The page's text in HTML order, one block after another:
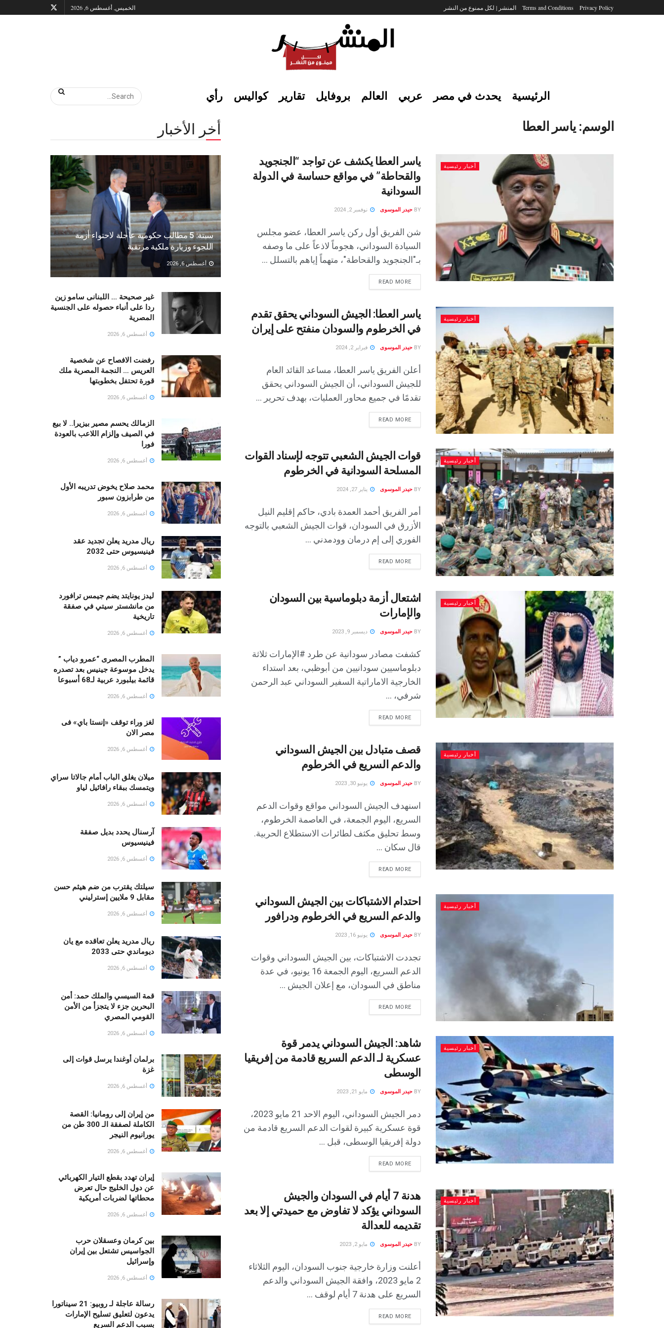
Privacy Policy
Terms and Conditions المنشر | لكل ممنوع من النشر الخميس, أغسطس 6, 2026
الرئيسية يحدث في مصر عربي العالم بروفايل تقارير كواليس رأي
الوسم: ياسر العطا
أخبار رئيسية
ياسر العطا يكشف عن تواجد “الجنجويد
والقحاطة” في مواقع حساسة في الدولة
السودانية
BY حيدر الموسوى نوفمبر 2, 2024
شن الفريق أول ركن ياسر العطا، عضو مجلس
السيادة السوداني، هجوماً لاذعاً على ما وصفه
بـ"الجنجويد والقحاطة"، متهماً إياهم بالتسلل ...
READ MORE
أخبار رئيسية
ياسر العطا: الجيش السوداني يحقق تقدم
في الخرطوم والسودان منفتح على إيران
BY حيدر الموسوى فبراير 2, 2024
أعلن الفريق ياسر العطا، مساعد القائد العام
للجيش السوداني، أن الجيش السوداني يحقق
تقدمًا في جميع محاور العمليات، بهدف تحرير ...
READ MORE
أخبار رئيسية
قوات الجيش الشعبي تتوجه لإسناد القوات
المسلحة السودانية في الخرطوم
BY حيدر الموسوى يناير 27, 2024
أمر الفريق أحمد العمدة بادي، حاكم إقليم النيل
الأزرق في السودان، قوات الجيش الشعبي بالتوجه
الفوري إلى إم درمان وودمدني ...
READ MORE
أخبار رئيسية
اشتعال أزمة دبلوماسية بين السودان
والإمارات
BY حيدر الموسوى ديسمبر 9, 2023
كشفت مصادر سودانية عن طرد #الإمارات ثلاثة
دبلوماسيين سودانيين من أبوظبي، بعد استداء
الخارجية الاماراتية السفير السوداني عبد الرحمن
شرفي، ...
READ MORE
أخبار رئيسية
قصف متبادل بين الجيش السوداني
والدعم السريع في الخرطوم
BY حيدر الموسوى يونيو 30, 2023
اسنهدف الجيش السوداني مواقع وقوات الدعم
السريع، اليوم الجمعة، في العاصمة الخرطوم،
وسط تحليق مكثف لطائرات الاستطلاع الحربية.
قال سكان ...
READ MORE
أخبار رئيسية
احتدام الاشتباكات بين الجيش السوداني
والدعم السريع في الخرطوم ودرافور
BY حيدر الموسوى يونيو 16, 2023
تجددت الاشتباكات، بين الجيش السوداني وقوات
الدعم السريع، اليوم الجمعة 16 يونيو، في عدة
مناطق في السودان، مع إعلان الجيش ...
READ MORE
أخبار رئيسية
شاهد: الجيش السوداني يدمر قوة
عسكرية لـ الدعم السريع قادمة من إفريقيا
الوسطى
BY حيدر الموسوى مايو 21, 2023
دمر الجيش السوداني، اليوم الاحد 21 مايو 2023،
قوة عسكرية كبيرة لقوات الدعم السريع قادمة من
دولة إفريقيا الوسطى، قبل ...
READ MORE
أخبار رئيسية
هدنة 7 أيام في السودان والجيش
السوداني يؤكد لا تفاوض مع حميدتي إلا بعد
تقديمه للعدالة
BY حيدر الموسوى مايو 2, 2023
أعلنت وزارة خارجية جنوب السودان، اليوم الثلاثاء
2 مايو 2023، وافقة الجيش السوداني والدعم
السريع على هدنة 7 أيام لوقف ...
READ MORE
أخر الأخبار
سبتة: 5 مطالب حكومية عاجلة لاحتواء أزمة
اللجوء وزيارة ملكية مرتقبة
أغسطس 6, 2026
غير صحيحة … اللبنانى سامو زين
ردا على أنباء حصوله على الجنسية
المصرية
أغسطس 6, 2026
رفضت الافصاح عن شخصية
العريس … النجمة المصرية ملك
قورة تحتفل بخطوبتها
أغسطس 6, 2026
الزمالك يحسم مصير بيزيرا.. لا بيع
في الصيف وإلزام اللاعب بالعودة
فورا
أغسطس 6, 2026
محمد صلاح يخوض تدريبه الأول
من طرابزون سبور
أغسطس 6, 2026
ريال مدريد يعلن تجديد عقد
فينيسيوس حتى 2032
أغسطس 6, 2026
ليدز يونايتد يضم جيمس ترافورد
من مانشستر سيتي في صفقة
تاريخية
أغسطس 6, 2026
المطرب المصرى “عمرو دياب ”
يدخل موسوعة جينيس بعد تصدره
قائمة بيلبورد عربية لـ68 أسبوعا
أغسطس 6, 2026
لغز وراء توقف «إنستا باي» فى
مصر الان
أغسطس 6, 2026
ميلان يغلق الباب أمام جالاتا سراي
ويتمسك ببقاء رافائيل لياو
أغسطس 6, 2026
آرسنال يحدد بديل صفقة
فينيسيوس
أغسطس 6, 2026
سيلتك يقترب من ضم هيثم حسن
مقابل 9 ملايين إسترليني
أغسطس 6, 2026
ريال مدريد يعلن تعاقده مع يان
ديوماندي حتى 2033
أغسطس 6, 2026
قمة السيسي والملك حمد: أمن
البحرين جزء لا يتجزأ من الأمن
القومي المصري
أغسطس 6, 2026
برلمان أوغندا يرسل قوات إلى
غزة
أغسطس 6, 2026
من إيران إلى رومانيا: القصة
الكاملة لصفقة الـ 300 طن من
يورانيوم النيجر
أغسطس 6, 2026
إيران تهدد بقطع التيار الكهربائي
عن دول الخليج حال تعرض
محطاتها لضربات أمريكية
أغسطس 6, 2026
بين كرمان وعسقلان حرب
الجواسيس تشتعل بين إيران
وإسرائيل
أغسطس 6, 2026
رسالة عاجلة لـ روبيو: 21 سيناتورا
يدعون لتعليق تسليح الإمارات
بسبب الدعم السريع